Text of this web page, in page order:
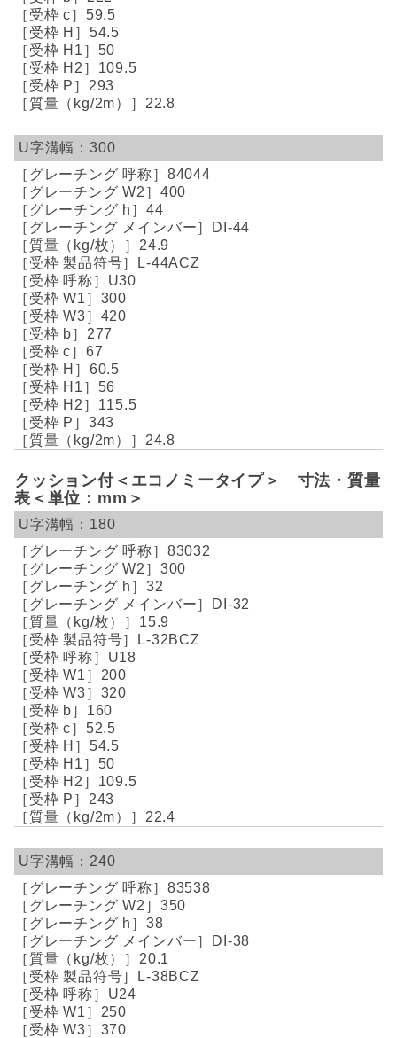
59.5
54.5
50
109.5
293
22.8
300
84044
400
44
DI-44
24.9
L-44ACZ
U30
300
420
277
67
60.5
56
115.5
343
24.8
クッション付＜エコノミータイプ＞ 寸法・質量
表＜単位：mm＞
180
83032
300
32
DI-32
15.9
L-32BCZ
U18
200
320
160
52.5
54.5
50
109.5
243
22.4
240
83538
350
38
DI-38
20.1
L-38BCZ
U24
250
370